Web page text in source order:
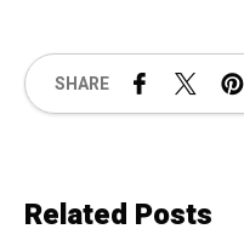
SHARE
Related Posts